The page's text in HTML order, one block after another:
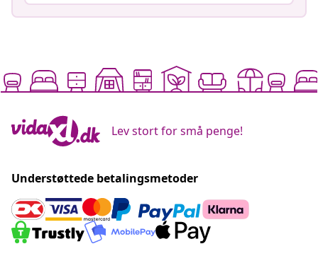
Lev stort for små penge!
Understøttede betalingsmetoder